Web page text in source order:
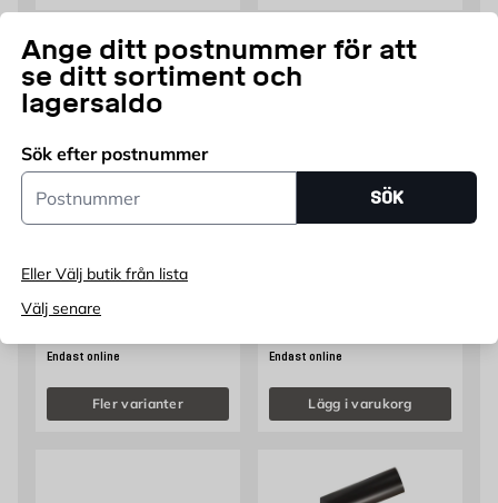
Ange ditt postnummer för att
se ditt sortiment och
lagersaldo
Sök efter postnummer
Postnummer
SÖK
Eller Välj butik från lista
Välj senare
Narvi Black
Finns i flera volymer
Endast online
Fler varianter
Endast online
Lägg i varukorg